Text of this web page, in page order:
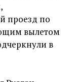
проезд по
вылетом
в